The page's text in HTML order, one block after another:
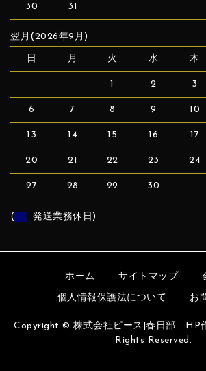
30 31
翌月(2026年9月)
日 月 火 水 木
1 2 3
6 7 8 9 10
13 14 15 16 17
20 21 22 23 24
27 28 29 30
( 発送業務休日)
ホーム サイトマップ
個人情報保護法について お
Copyright © 株式会社ピース|春日部 HP
Rights Reserved.